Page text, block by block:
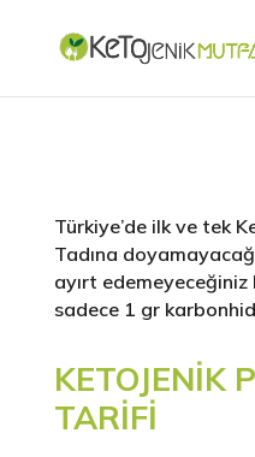
Türkiye’de ilk ve tek
Tadına
ayırt
sadece 1 gr
KETOJENİK
TARİFİ